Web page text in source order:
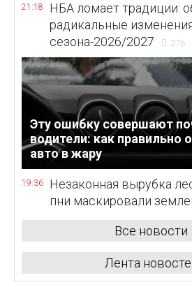
21:18
НБА ломает традиции:
радикальные
сезона-2026/2027
276
Эту ошибку совершают
водители: как правильно
авто в жару
19:36
Незаконная вырубка
пни маскировали
Все новости
Лента